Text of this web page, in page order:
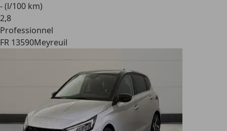
- (l/100 km)
2,8
Professionnel
FR 13590Meyreuil